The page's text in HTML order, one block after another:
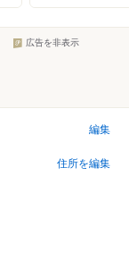
広告を非表示
編集
住所を編集